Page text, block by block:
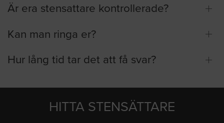
Är era stensattare kontrollerade?
Kan man ringa er?
Hur lång tid tar det att få svar?
HITTA STENSÄTTARE